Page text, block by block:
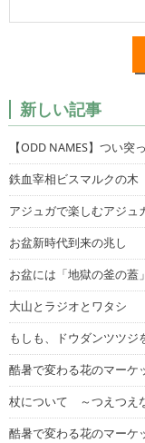
新しい記事
【ODD NAMES】つい
鉄血宰相ビスマルクの木
アジュガで楽しむアジュ
お盆新時代到来の兆し
お盆には「地獄の釜の蓋」
大山とラジオとワタシ
もしも、ドウダンツツジ
酷暑で変わる花のマー
杖について ～つえつえ
酷暑で変わる花のマー